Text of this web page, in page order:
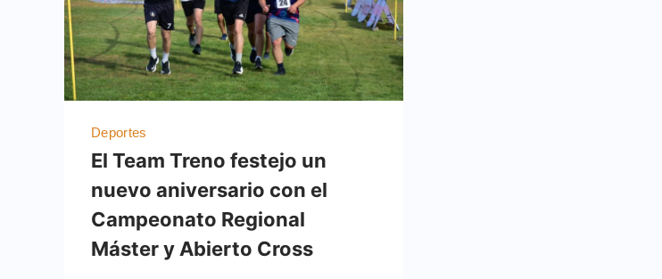
Deportes
El Team Treno festejo un
nuevo aniversario con el
Campeonato Regional
Máster y Abierto Cross